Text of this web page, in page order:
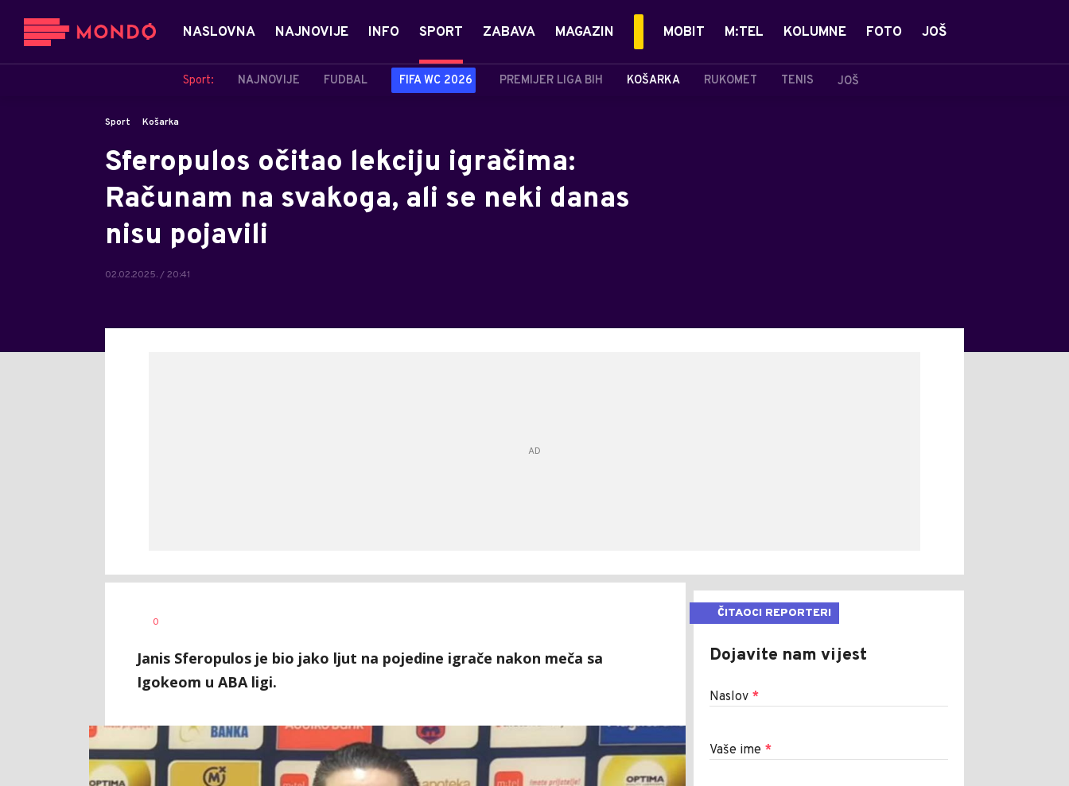
NASLOVNA NAJNOVIJE INFO SPORT
Sport: NAJNOVIJE FUDBAL FIFA WC 2026 PREMIJER LIGA BIH KOŠARKA RUKOMET TENIS JOŠ
ZABAVA MAGAZIN MOBIT M:TEL KOLUMNE FOTO JOŠ
Sport Košarka
Sferopulos očitao lekciju igračima:
Računam na svakoga, ali se neki danas
nisu pojavili
02.02.2025. / 20:41
AUTOR
0
Janis Sferopulos je bio jako ljut na pojedine igrače nakon meča sa
Igokeom u ABA ligi.
ČITAOCI REPORTERI
Dojavite nam vijest
Naslov *
Vaše ime *